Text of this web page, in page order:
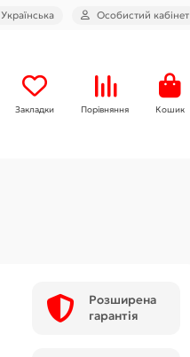
Українська Особистий кабінет
Закладки Порівняння Кошик
Розширена
гарантія